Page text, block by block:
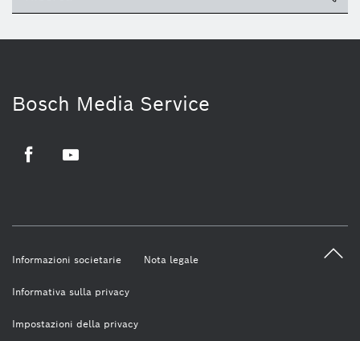
Bosch Media Service
Informazioni societarie Nota legale
Informativa sulla privacy
Impostazioni della privacy